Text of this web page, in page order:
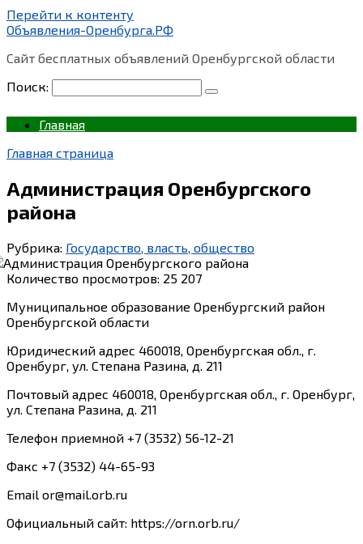
Перейти к контенту
Объявления-Оренбурга.РФ
Сайт бесплатных объявлений Оренбургской области
Поиск:
Главная
Главная страница
Администрация Оренбургского
района
Рубрика: Государство, власть, общество
Количество просмотров: 25 207
Муниципальное образование Оренбургский район
Оренбургской области
Юридический адрес 460018, Оренбургская обл., г.
Оренбург, ул. Степана Разина, д. 211
Почтовый адрес 460018, Оренбургская обл., г. Оренбург,
ул. Степана Разина, д. 211
Телефон приемной +7 (3532) 56-12-21
Факс +7 (3532) 44-65-93
Email or@mail.orb.ru
Официальный сайт: https://orn.orb.ru/